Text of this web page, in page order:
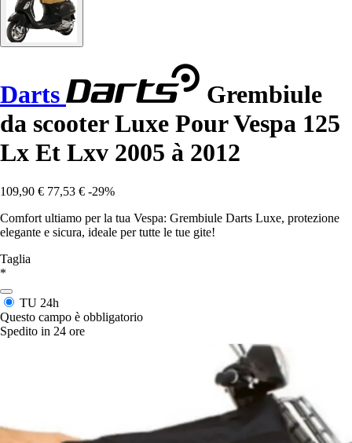
Darts
Grembiule
da scooter Luxe Pour Vespa 125
Lx Et Lxv 2005 à 2012
109,90 € 77,53 € -29%
Comfort ultiamo per la tua Vespa: Grembiule Darts Luxe, protezione
elegante e sicura, ideale per tutte le tue gite!
Taglia
*
TU 24h
Questo campo è obbligatorio
Spedito in 24 ore